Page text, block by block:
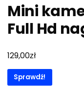
Mini
Full Hd
129,00zł
Sprawdź!